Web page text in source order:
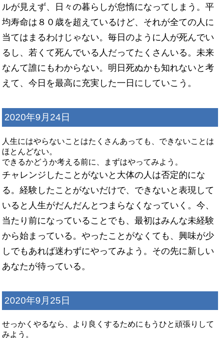
ルが見えず、日々の暮らしが怠惰になってしまう。平
均寿命は８０歳を超えているけど、それが全ての人に
当てはまるわけじゃない。毎日のように人が死んでい
るし、若くて死んでいる人だってたくさんいる。未来
なんて誰にもわからない。明日死ぬかも知れないと考
えて、今日を最高に充実した一日にしていこう。
2020年9月24日
人生にはやらないことはたくさんあっても、できないことは
ほとんどない。
できるかどうか考える前に、まずはやってみよう。
チャレンジしたことがないと大体の人は否定的にな
る。経験したことがないだけで、できないと表現して
いると人生がだんだんとつまらなくなっていく。今、
当たり前になっていることでも、最初はみんな未経験
から始まっている。やったことがなくても、興味が少
しでもあれば迷わずにやってみよう。その先に新しい
あなたが待っている。
2020年9月25日
せっかくやるなら、より良くするためにもうひと頑張りして
みよう。